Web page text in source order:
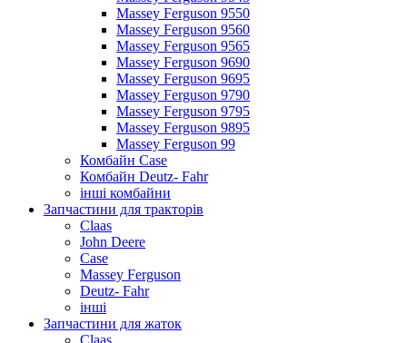
Massey Ferguson 9550
Massey Ferguson 9560
Massey Ferguson 9565
Massey Ferguson 9690
Massey Ferguson 9695
Massey Ferguson 9790
Massey Ferguson 9795
Massey Ferguson 9895
Massey Ferguson 99
Комбайн Case
Комбайн Deutz- Fahr
інші комбайни
Запчастини для тракторів
Claas
John Deere
Case
Massey Ferguson
Deutz- Fahr
інші
Запчастини для жаток
Claas